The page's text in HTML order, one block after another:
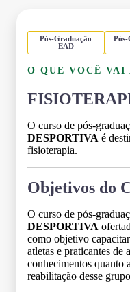
Pós-Graduação
EAD
Pós-
O QUE VOCÊ VAI
O curso de pós-
DESPORTIVA é
fisioterapia.
Objetivos do
O curso de pós-
DESPORTIVA
como objetivo
atletas e praticantes
conhecimentos quanto
reabilitação desse